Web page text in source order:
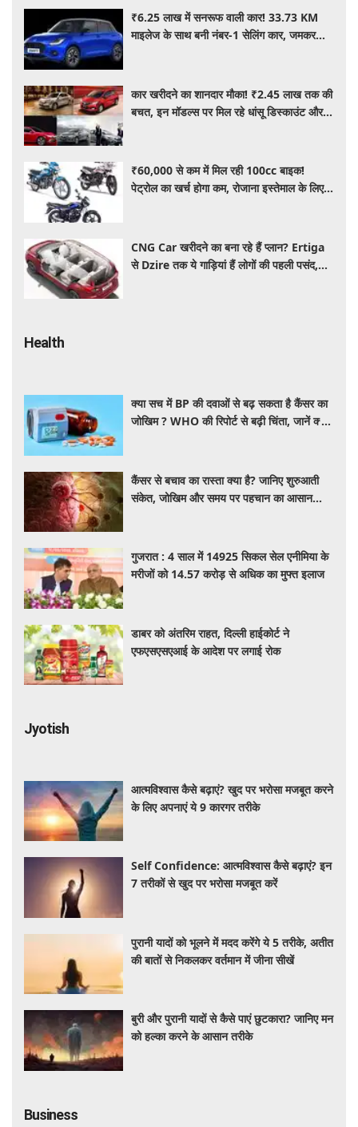
₹6.25 लाख में सनरूफ वाली कार! 33.73 KM
माइलेज के साथ बनी नंबर-1 सेलिंग कार, जमकर
कार खरीदने का शानदार मौका! ₹2.45 लाख तक की
बचत, इन मॉडल्स पर मिल रहे धांसू डिस्काउंट और
₹60,000 से कम में मिल रही 100cc बाइक!
पेट्रोल का खर्च होगा कम, रोजाना इस्तेमाल के लिए है
CNG Car खरीदने का बना रहे हैं प्लान? Ertiga
से Dzire तक ये गाड़ियां हैं लोगों की पहली पसंद,
Health
क्या सच में BP की दवाओं से बढ़ सकता है कैंसर का
जोखिम ? WHO की रिपोर्ट से बढ़ी चिंता, जानें क्या
कैंसर से बचाव का रास्ता क्या है? जानिए शुरुआती
संकेत, जोखिम और समय पर पहचान का आसान
गुजरात : 4 साल में 14925 सिकल सेल एनीमिया के
मरीजों को 14.57 करोड़ से अधिक का मुफ्त इलाज
डाबर को अंतरिम राहत, दिल्ली हाईकोर्ट ने
एफएसएसएआई के आदेश पर लगाई रोक
Jyotish
आत्मविश्वास कैसे बढ़ाएं? खुद पर भरोसा मजबूत करने
के लिए अपनाएं ये 9 कारगर तरीके
Self Confidence: आत्मविश्वास कैसे बढ़ाएं? इन
7 तरीकों से खुद पर भरोसा मजबूत करें
पुरानी यादों को भूलने में मदद करेंगे ये 5 तरीके, अतीत
की बातों से निकलकर वर्तमान में जीना सीखें
बुरी और पुरानी यादों से कैसे पाएं छुटकारा? जानिए मन
को हल्का करने के आसान तरीके
Business